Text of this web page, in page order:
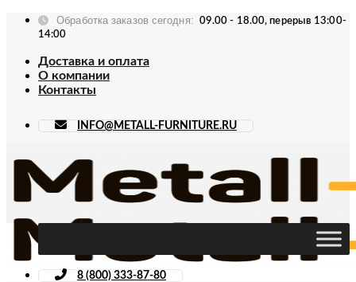
Skip
Обработка заказов сегодня:
09.00 - 18.00, перерыв 13:00-
14:00
Доставка и оплата
О компании
Контакты
INFO@METALL-FURNITURE.RU
8 (800) 333-87-80